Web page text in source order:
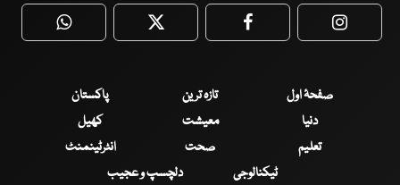
WhatsApp Twitter Facebook
صفحۂ اول تازہ ترین
پاکستان
دنیا
معیشت
کھیل
تعلیم
صحت
انٹرٹینمنٹ
ٹیکنالوجی
دلچسپ و عجیب